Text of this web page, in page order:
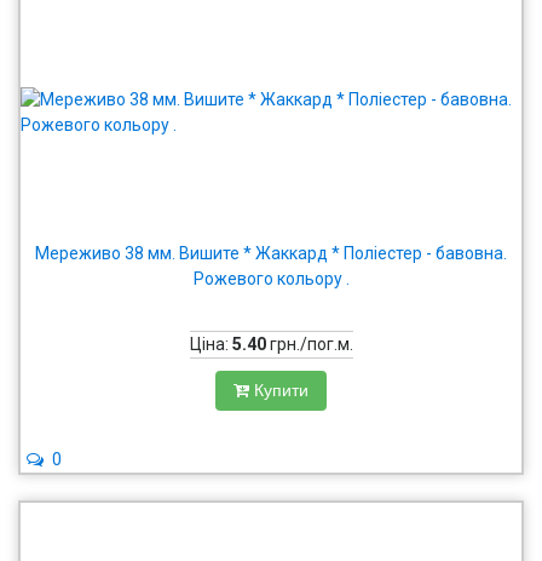
Мереживо 38 мм. Вишите * Жаккард * Поліестер - бавовна.
Рожевого кольору .
Ціна: 5.40грн./пог.м.
Купити
0